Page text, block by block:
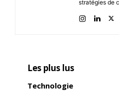
stratégies de
Les plus lus
Technologie